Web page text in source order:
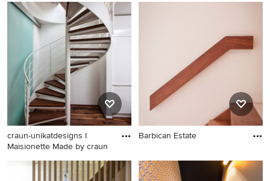
craun-unikatdesigns I
Maisionette Made by craun
Barbican Estate